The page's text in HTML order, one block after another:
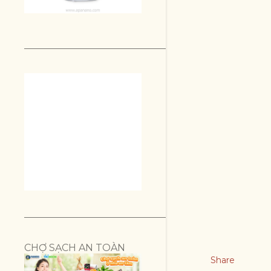
Share
CHỢ SẠCH AN TOÀN